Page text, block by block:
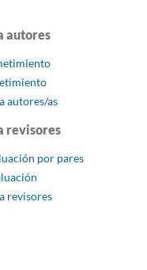
autores
autores/as
revisores
por pares
revisores